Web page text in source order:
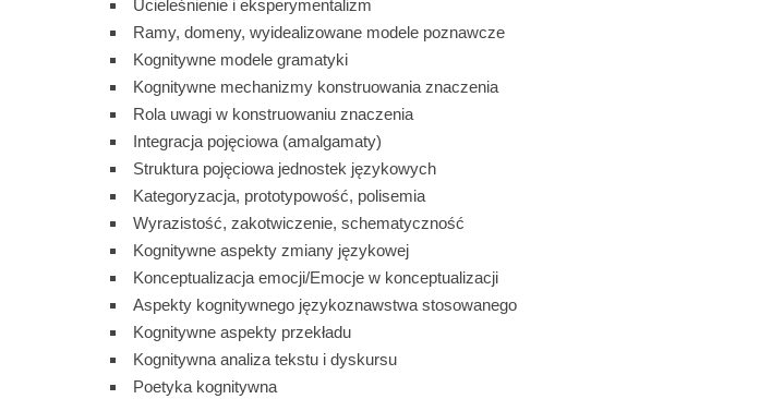
Ucieleśnienie i eksperymentalizm
Ramy, domeny, wyidealizowane modele poznawcze
Kognitywne modele gramatyki
Kognitywne mechanizmy konstruowania znaczenia
Rola uwagi w konstruowaniu znaczenia
Integracja pojęciowa (amalgamaty)
Struktura pojęciowa jednostek językowych
Kategoryzacja, prototypowość, polisemia
Wyrazistość, zakotwiczenie, schematyczność
Kognitywne aspekty zmiany językowej
Konceptualizacja emocji/Emocje w konceptualizacji
Aspekty kognitywnego językoznawstwa stosowanego
Kognitywne aspekty przekładu
Kognitywna analiza tekstu i dyskursu
Poetyka kognitywna